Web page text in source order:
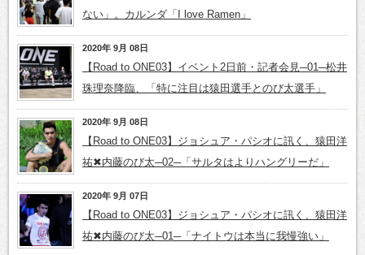
ない」。カルンダ「I love Ramen」
2020年 9月 08日
【Road to ONE03】イベント2日前・記者会見─01─松井
珠理奈降臨、「特に注目は猿田選手とのび太選手」
2020年 9月 08日
【Road to ONE03】ジョシュア・パシオに訊く、猿田洋
祐✖内藤のび太─02─「サルタはよりハングリーだ」
2020年 9月 07日
【Road to ONE03】ジョシュア・パシオに訊く、猿田洋
祐✖内藤のび太─01─「ナイトウは本当に我慢強い」